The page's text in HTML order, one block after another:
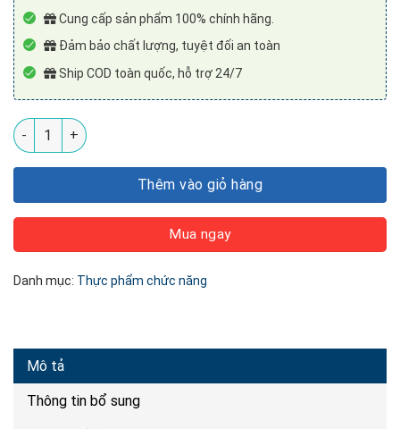
Cung cấp sản phẩm 100% chính hãng.
Đảm bảo chất lượng, tuyệt đối an toàn
Ship COD toàn quốc, hỗ trợ 24/7
Nước uống Khổ qua rừng và Đông trùng hạ thảo MORE số
Thêm vào giỏ hàng
Mua ngay
Danh mục: Thực phẩm chức năng
Mô tả
Thông tin bổ sung